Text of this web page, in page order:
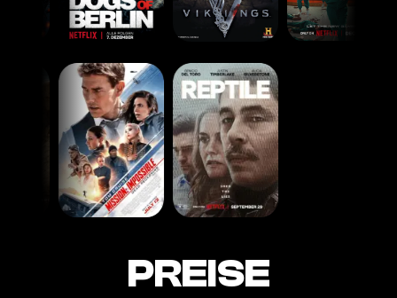
PREISE